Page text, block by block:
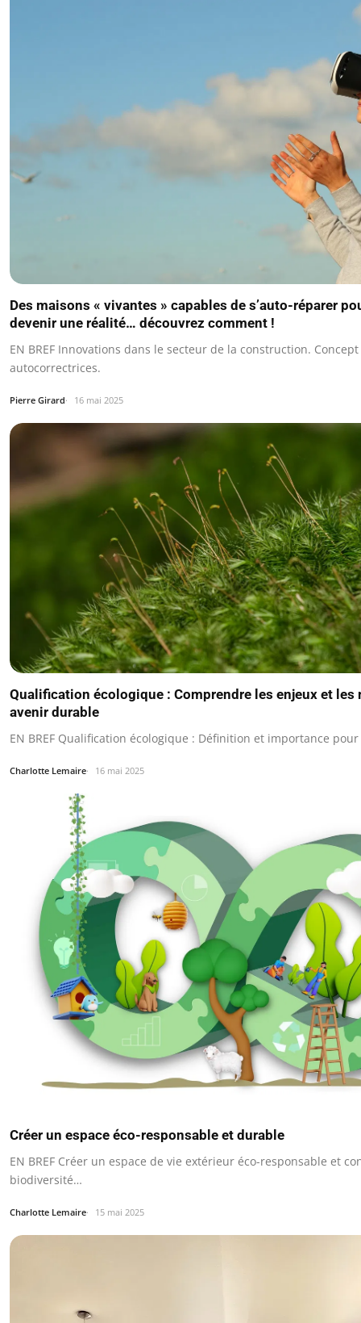
Des maisons « vivantes » capables de s’auto-réparer
devenir une réalité… découvrez comment !
EN BREF Innovations dans le secteur de la construction.
autocorrectrices.
Pierre Girard 16 mai 2025
Qualification écologique : Comprendre les enjeux et les
avenir durable
EN BREF Qualification écologique : Définition et importance
Charlotte Lemaire 16 mai 2025
Créer un espace éco-responsable et durable
EN BREF Créer un espace de vie extérieur éco-responsable et
biodiversité…
Charlotte Lemaire 15 mai 2025